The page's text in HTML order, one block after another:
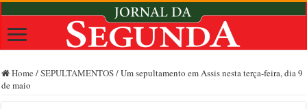
Home /SEPULTAMENTOS/Um sepultamento em Assis nesta terça-feira, dia 9
de maio